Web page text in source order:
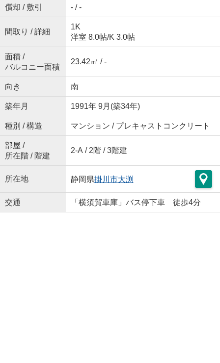
償却 / 敷引 - / -
間取り / 詳細
1K
洋室 8.0帖/K 3.0帖
面積 /
バルコニー面積
23.42㎡ / -
向き 南
築年月 1991年 9月(築34年)
種別 / 構造 マンション / プレキャストコンクリート
部屋 /
所在階 / 階建
2-A / 2階 / 3階建
所在地 静岡県掛川市大渕
交通 「横須賀車庫」バス停下車 徒歩4分